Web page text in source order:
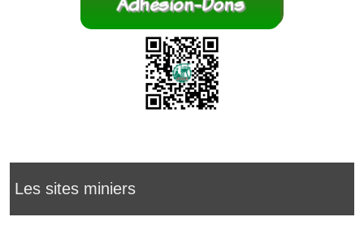
Les sites miniers